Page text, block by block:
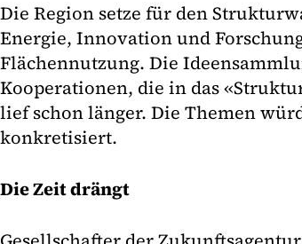
Die Region setze für den
Energie, Innovation und
Flächennutzung. Die
Kooperationen, die in das
lief schon länger. Die Themen
konkretisiert.
Die Zeit drängt